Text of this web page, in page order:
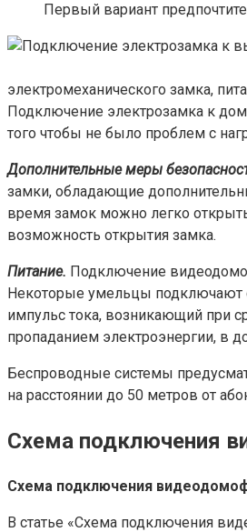
Первый вариант
электромеханического замка,
Подключение электрозамка к
того чтобы не было проблем с
Дополнительные меры
замки, обладающие
время замок можно легко
возможность открытия замка.
Питание. Подключение
Некоторые умельцы подключают
импульс тока, возникающий при
пропаданием электроэнергии, в
Беспроводные системы
на расстоянии до 50 метров от
Схема подключения
Схема подключения
В статье «Схема подключения